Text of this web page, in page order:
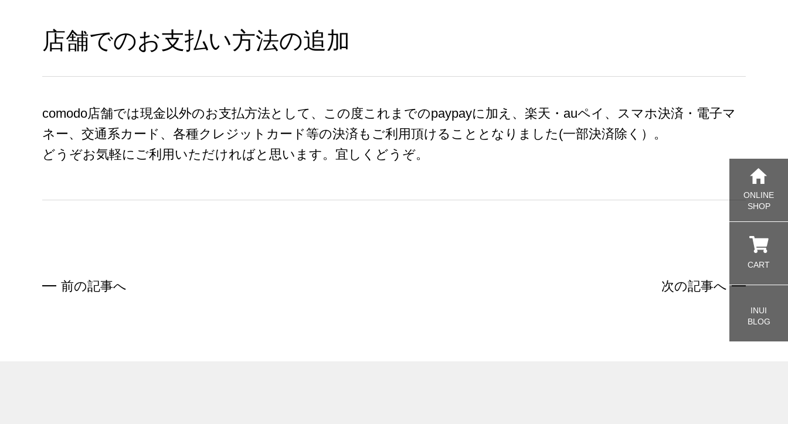
店舗でのお支払い方法の追加
comodo店舗では現金以外のお支払方法として、この度これまでのpaypayに加え、楽天・auペイ、スマホ決済・電子マ
ネー、交通系カード、各種クレジットカード等の決済もご利用頂けることとなりました(一部決済除く）。
どうぞお気軽にご利用いただければと思います。宜しくどうぞ。
前の記事へ 次の記事へ
ONLINE
SHOP
CART
INUI
BLOG